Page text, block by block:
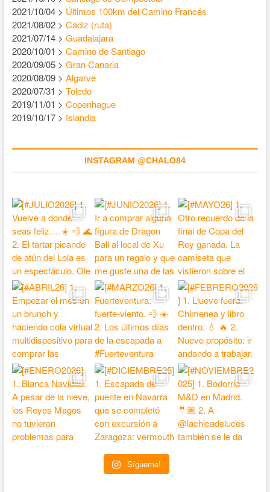
2021/10/04 > Últimos 100km del Camino Francés
2021/08/02 > Cádiz (ruta)
2021/07/14 > Guadalajara
2020/10/01 > Camino de Santiago
2020/09/05 > Gran Canaria
2020/08/09 > Algarve
2020/07/31 > Toledo
2019/11/01 > Copenhague
2019/10/17 > Islandia
INSTAGRAM @CHALO84
Sígueme!